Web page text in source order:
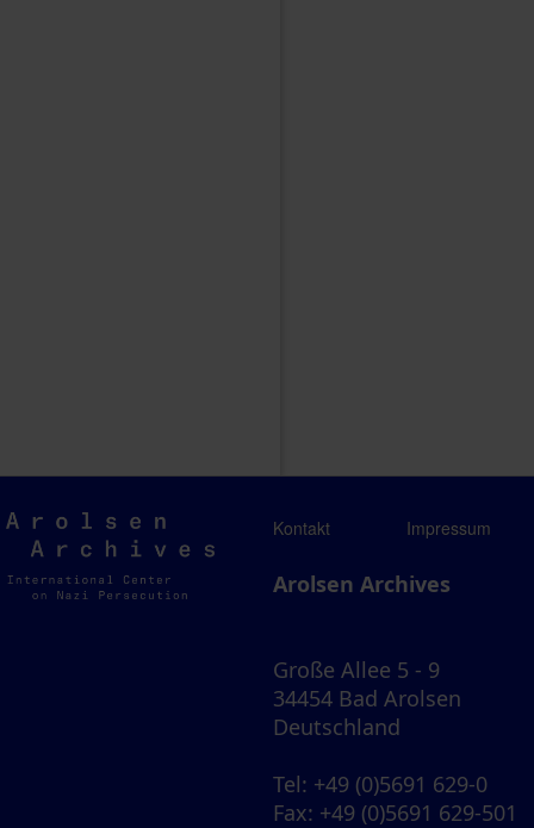
Arolsen
Archives
Kontakt Impressum
Arolsen Archives
Große Allee 5 - 9
34454 Bad Arolsen
Deutschland
Tel: +49 (0)5691 629-0
Fax: +49 (0)5691 629-501